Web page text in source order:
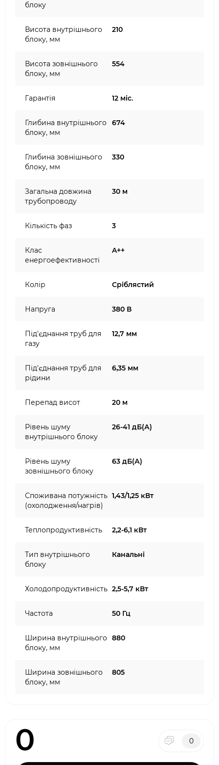
блоку
Висота внутрішнього
блоку, мм
210
Висота зовнішнього
блоку, мм
554
Гарантія 12 міс.
Глибина внутрішнього
блоку, мм
674
Глибина зовнішнього
блоку, мм
330
Загальна довжина
трубопроводу
30 м
Кількість фаз 3
Клас
енергоефективності
A++
Колір Сріблястий
Напруга 380 В
Під'єднання труб для
газу
12,7 мм
Під'єднання труб для
рідини
6,35 мм
Перепад висот 20 м
Рівень шуму
внутрішнього блоку
26-41 дБ(А)
Рівень шуму
зовнішнього блоку
63 дБ(А)
Споживана потужність
(охолодження/нагрів)
1,43/1,25 кВт
Теплопродуктивність 2,2-6,1 кВт
Тип внутрішнього
блоку
Канальні
Холодопродуктивність 2,5-5,7 кВт
Частота 50 Гц
Ширина внутрішнього
блоку, мм
880
Ширина зовнішнього
блоку, мм
805
0 0